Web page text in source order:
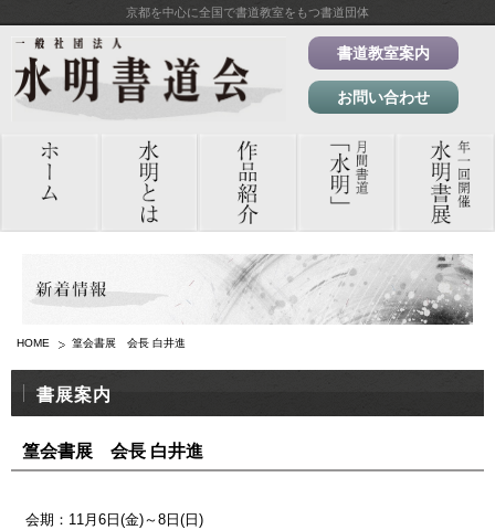
京都を中心に全国で書道教室をもつ書道団体
書道教室案内
お問い合わせ
HOME 篁会書展 会長 白井進
書展案内
篁会書展 会長 白井進
会期：11月6日(金)～8日(日)